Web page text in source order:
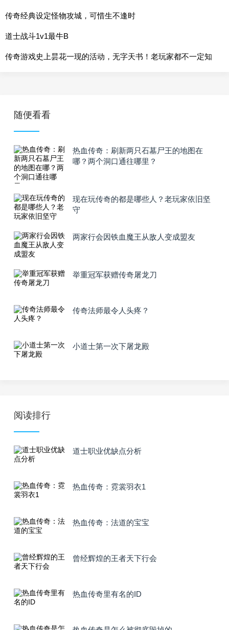
传奇经典设定怪物攻城，可惜生不逢时
道士战斗1v1最牛B
传奇游戏史上昙花一现的活动，无字天书！老玩家都不一定知
随便看看
热血传奇：刷新两只石墓尸王的地图在
哪？两个洞口通往哪里？
现在玩传奇的都是哪些人？老玩家依旧坚
守
两家行会因铁血魔王从敌人变成盟友
举重冠军获赠传奇屠龙刀
传奇法师最令人头疼？
小道士第一次下屠龙殿
阅读排行
道士职业优缺点分析
热血传奇：霓裳羽衣1
热血传奇：法道的宝宝
曾经辉煌的王者天下行会
热血传奇里有名的ID